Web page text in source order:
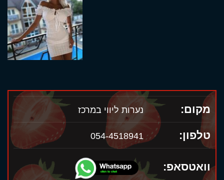
מקום: נערות ליווי במרכז
טלפון: 054-4518941
וואטסאפ: